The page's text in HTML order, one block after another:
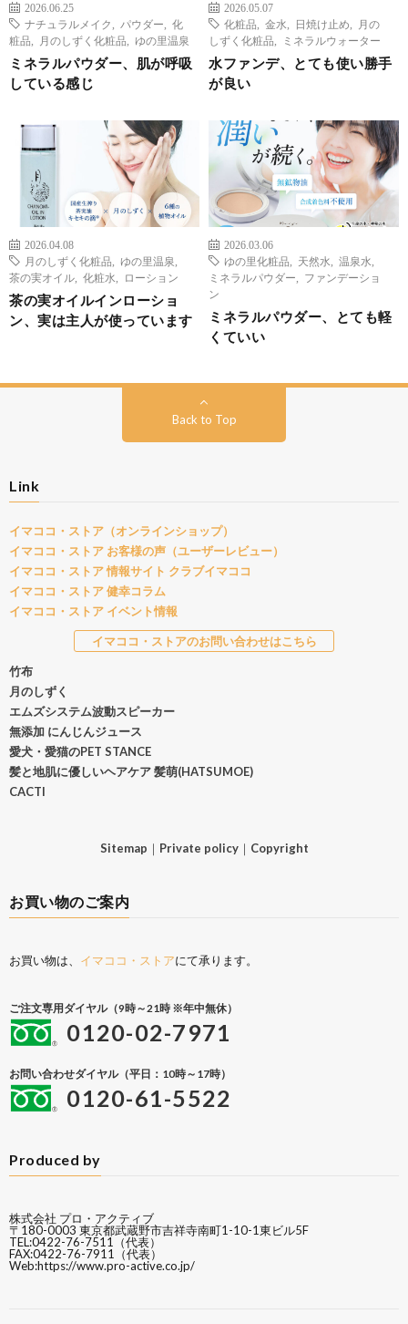
2026.06.25
ナチュラルメイク
パウダー
化
粧品
月のしずく化粧品 ゆの里温泉
ミネラルパウダー、肌が呼吸
している感じ
2026.05.07
化粧品
金水 日焼け止め
月の
しずく化粧品
ミネラルウォーター
水ファンデ、とても使い勝手
が良い
2026.04.08
月のしずく化粧品
ゆの里温泉
茶の実オイル
化粧水 ローション
茶の実オイルインローショ
ン、実は主人が使っています
2026.03.06
ゆの里化粧品
天然水 温泉水
ミネラルパウダー
ファンデーショ
ン
ミネラルパウダー、とても軽
くていい
Back to Top
Link
イマココ・ストア（オンラインショップ）
イマココ・ストア お客様の声（ユーザーレビュー）
イマココ・ストア 情報サイト クラブイマココ
イマココ・ストア 健幸コラム
イマココ・ストア イベント情報
イマココ・ストアのお問い合わせはこちら
竹布
月のしずく
エムズシステム波動スピーカー
無添加 にんじんジュース
愛犬・愛猫のPET STANCE
髪と地肌に優しいヘアケア 髪萌(HATSUMOE)
CACTI
Sitemap ｜ Private policy｜ Copyright
お買い物のご案内
お買い物は、 イマココ・ストアにて承ります。
ご注文専用ダイヤル（9時～21時 ※年中無休）
0120-02-7971
お問い合わせダイヤル（平日：10時～17時）
0120-61-5522
Produced by
株式会社 プロ・アクティブ
〒180-0003 東京都武蔵野市吉祥寺南町1-10-1東ビル5F
TEL:0422-76-7511（代表）
FAX:0422-76-7911（代表）
Web:https://www.pro-active.co.jp/